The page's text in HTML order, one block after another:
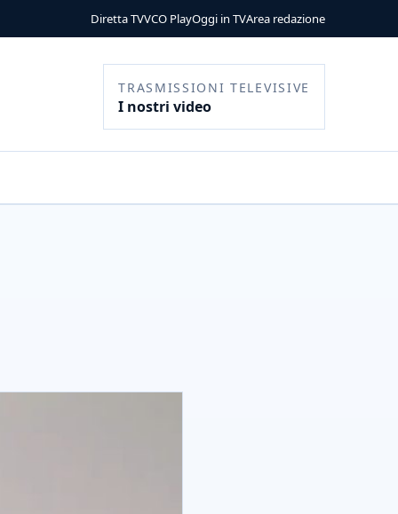
Diretta TVVCO PlayOggi in TVArea redazione
TRASMISSIONI TELEVISIVE
I nostri video